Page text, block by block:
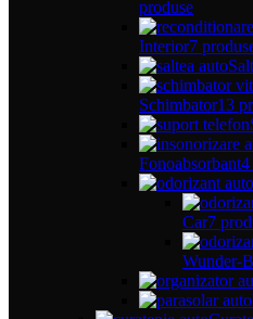
produse
Interior7
Schimbator13
Fonoabsorbant4
Car7
Wunder-